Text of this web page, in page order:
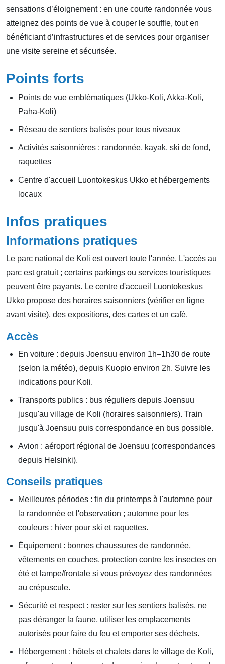
sensations d’éloignement : en une courte randonnée vous
atteignez des points de vue à couper le souffle, tout en
bénéficiant d’infrastructures et de services pour organiser
une visite sereine et sécurisée.
Points forts
Points de vue emblématiques (Ukko‑Koli, Akka‑Koli,
Paha‑Koli)
Réseau de sentiers balisés pour tous niveaux
Activités saisonnières : randonnée, kayak, ski de fond,
raquettes
Centre d'accueil Luontokeskus Ukko et hébergements
locaux
Infos pratiques
Informations pratiques
Le parc national de Koli est ouvert toute l'année. L'accès au
parc est gratuit ; certains parkings ou services touristiques
peuvent être payants. Le centre d'accueil Luontokeskus
Ukko propose des horaires saisonniers (vérifier en ligne
avant visite), des expositions, des cartes et un café.
Accès
En voiture : depuis Joensuu environ 1h–1h30 de route
(selon la météo), depuis Kuopio environ 2h. Suivre les
indications pour Koli.
Transports publics : bus réguliers depuis Joensuu
jusqu'au village de Koli (horaires saisonniers). Train
jusqu'à Joensuu puis correspondance en bus possible.
Avion : aéroport régional de Joensuu (correspondances
depuis Helsinki).
Conseils pratiques
Meilleures périodes : fin du printemps à l'automne pour
la randonnée et l'observation ; automne pour les
couleurs ; hiver pour ski et raquettes.
Équipement : bonnes chaussures de randonnée,
vêtements en couches, protection contre les insectes en
été et lampe/frontale si vous prévoyez des randonnées
au crépuscule.
Sécurité et respect : rester sur les sentiers balisés, ne
pas déranger la faune, utiliser les emplacements
autorisés pour faire du feu et emporter ses déchets.
Hébergement : hôtels et chalets dans le village de Koli,